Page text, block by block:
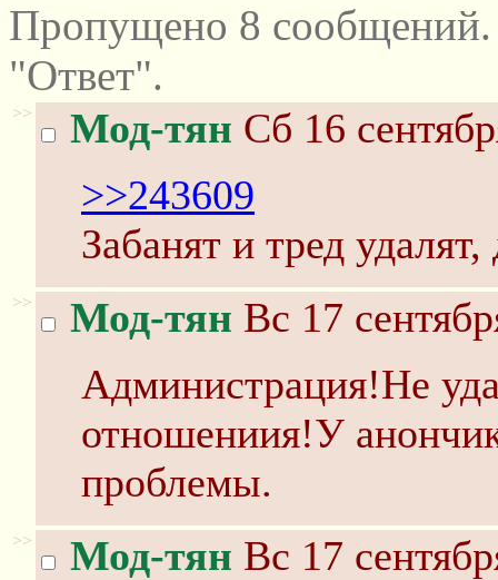
Пропущено 8
"Ответ".
>> Мод-тян Сб 16
>>243609
Забанят и тред
>> Мод-тян Вс 17
Администрация!Не
отношениия!У
проблемы.
>> Мод-тян Вс 17